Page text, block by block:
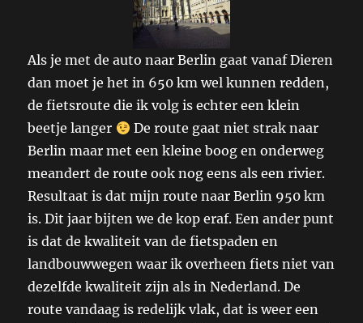
Als je met de auto naar Berlin gaat vanaf Dieren
dan moet je het in 650 km wel kunnen redden,
de fietsroute die ik volg is echter een klein
beetje langer
De route gaat niet strak naar
Berlin maar met een kleine boog en onderweg
meandert de route ook nog eens als een rivier.
Resultaat is dat mijn route naar Berlin 950 km
is. Dit jaar bijten we de kop eraf. Een ander punt
is dat de kwaliteit van de fietspaden en
landbouwwegen waar ik overheen fiets niet van
dezelfde kwaliteit zijn als in Nederland. De
route vandaag is redelijk vlak, dat is weer een